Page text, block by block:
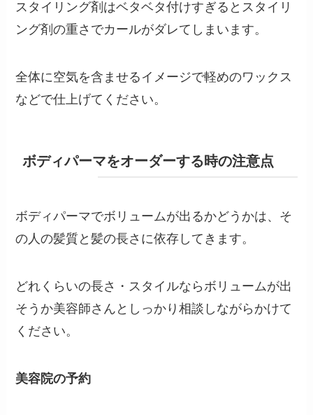
スタイリング剤はベタベタ付けすぎるとスタイリ
ング剤の重さでカールがダレてしまいます。
全体に空気を含ませるイメージで軽めのワックス
などで仕上げてください。
ボディパーマをオーダーする時の注意点
ボディパーマでボリュームが出るかどうかは、そ
の人の髪質と髪の長さに依存してきます。
どれくらいの長さ・スタイルならボリュームが出
そうか美容師さんとしっかり相談しながらかけて
ください。
美容院の予約